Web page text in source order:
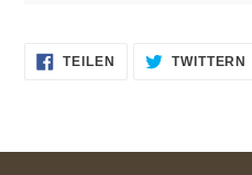
TEILEN
FACEBOOK
TWITTERN